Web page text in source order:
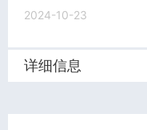
2024-10-23
详细信息